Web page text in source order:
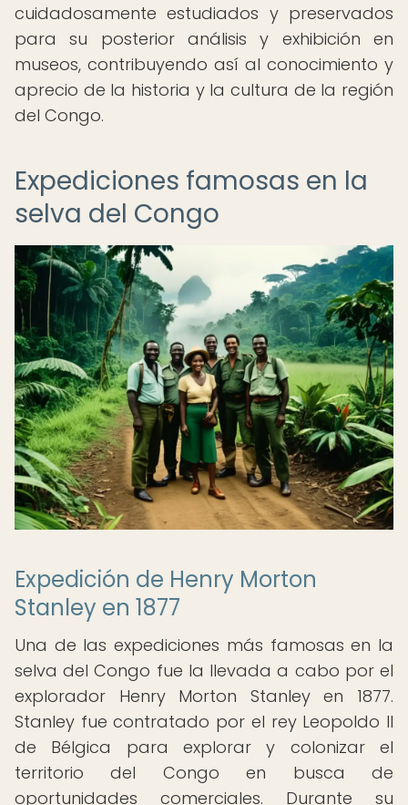
cuidadosamente estudiados y preservados
para su posterior análisis y exhibición en
museos, contribuyendo así al conocimiento y
aprecio de la historia y la cultura de la región
del Congo.
Expediciones famosas en la
selva del Congo
Expedición de Henry Morton
Stanley en 1877
Una de las expediciones más famosas en la
selva del Congo fue la llevada a cabo por el
explorador Henry Morton Stanley en 1877.
Stanley fue contratado por el rey Leopoldo II
de Bélgica para explorar y colonizar el
territorio del Congo en busca de
oportunidades comerciales. Durante su